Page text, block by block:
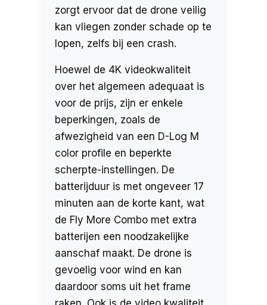
zorgt ervoor dat de drone veilig
kan vliegen zonder schade op te
lopen, zelfs bij een crash.
Hoewel de 4K videokwaliteit
over het algemeen adequaat is
voor de prijs, zijn er enkele
beperkingen, zoals de
afwezigheid van een D-Log M
color profile en beperkte
scherpte-instellingen. De
batterijduur is met ongeveer 17
minuten aan de korte kant, wat
de Fly More Combo met extra
batterijen een noodzakelijke
aanschaf maakt. De drone is
gevoelig voor wind en kan
daardoor soms uit het frame